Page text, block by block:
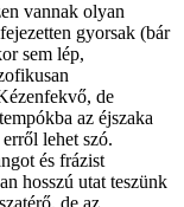
vannak olyan
gyorsak (bár
sem lép,
de
az éjszaka
lehet szó.
és frázist
hosszú utat teszünk